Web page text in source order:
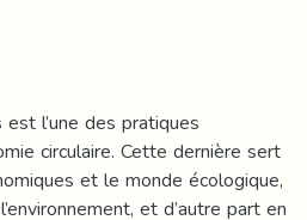
l’une des pratiques
circulaire. Cette dernière sert
et le monde écologique,
et d’autre part en